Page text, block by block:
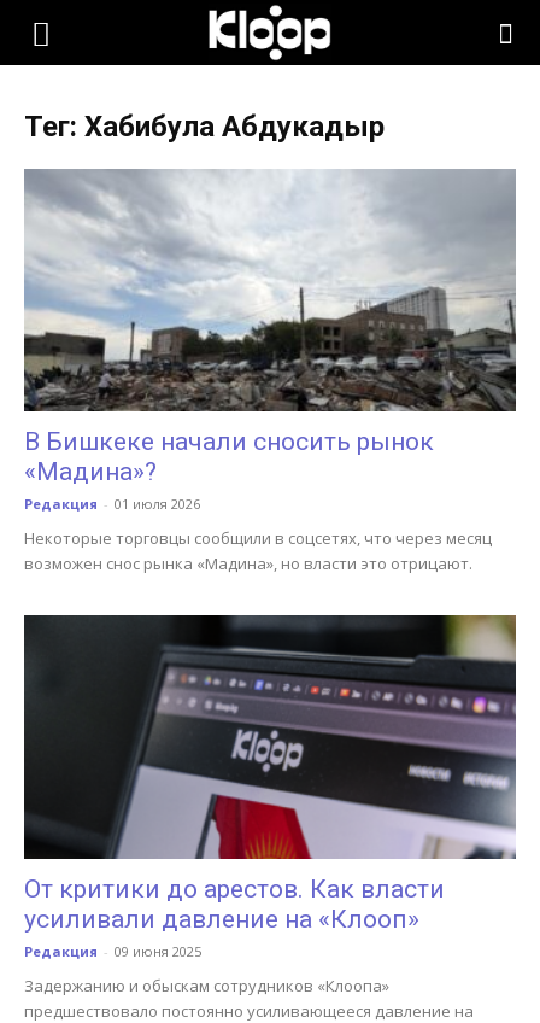
KLOOP.KG
Кыргызстана
Тег: Хабибула Абдукадыр
В Бишкеке начали сносить рынок
«Мадина»?
Редакция - 01 июля 2026
Некоторые торговцы сообщили в соцсетях, что через месяц
возможен снос рынка «Мадина», но власти это отрицают.
От критики до арестов. Как власти
усиливали давление на «Клооп»
Редакция - 09 июня 2025
Задержанию и обыскам сотрудников «Клоопа»
предшествовало постоянно усиливающееся давление на